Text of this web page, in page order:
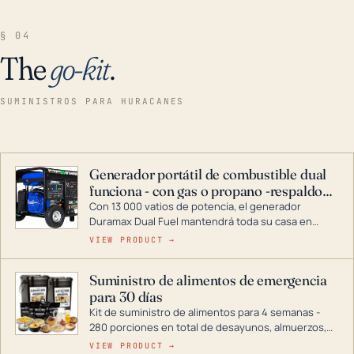
§ 04
Thego-kit.
SUMINISTROS PARA HURACANES
Generador portátil de combustible dual
funciona - con gas o propano -respaldo
para el hogar
Con 13 000 vatios de potencia, el generador
Duramax Dual Fuel mantendrá toda su casa en
funcionamiento durante una tormenta o un corte
combustible dual, con una gama completa que
abarca desde inversores digitales hasta
generadores que pueden alimentar toda su casa.
VIEW PRODUCT →
Suministro de alimentos de emergencia
para 30 días
Kit de suministro de alimentos para 4 semanas -
280 porciones en total de desayunos, almuerzos,
cenas y postres. Se puede almacenar durante
VIEW PRODUCT →